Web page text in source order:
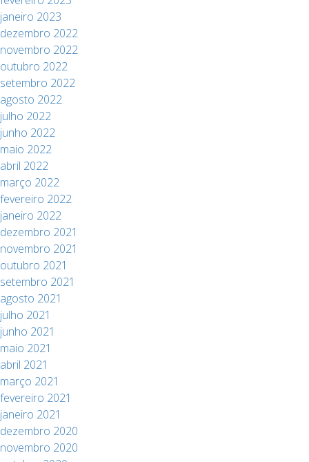
janeiro 2023
dezembro 2022
novembro 2022
outubro 2022
setembro 2022
agosto 2022
julho 2022
junho 2022
maio 2022
abril 2022
março 2022
fevereiro 2022
janeiro 2022
dezembro 2021
novembro 2021
outubro 2021
setembro 2021
agosto 2021
julho 2021
junho 2021
maio 2021
abril 2021
março 2021
fevereiro 2021
janeiro 2021
dezembro 2020
novembro 2020